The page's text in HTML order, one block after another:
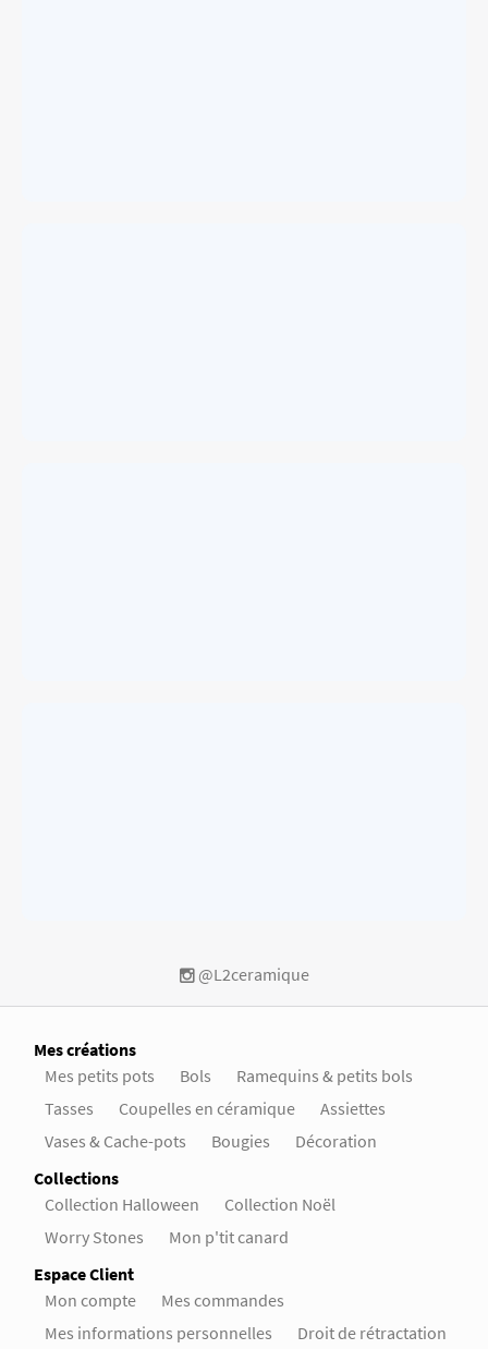
@L2ceramique
Mes créations
Mes petits pots
Bols
Ramequins & petits bols
Tasses
Coupelles en céramique
Assiettes
Vases & Cache-pots
Bougies
Décoration
Collections
Collection Halloween
Collection Noël
Worry Stones
Mon p'tit canard
Espace Client
Mon compte
Mes commandes
Mes informations personnelles
Droit de rétractation